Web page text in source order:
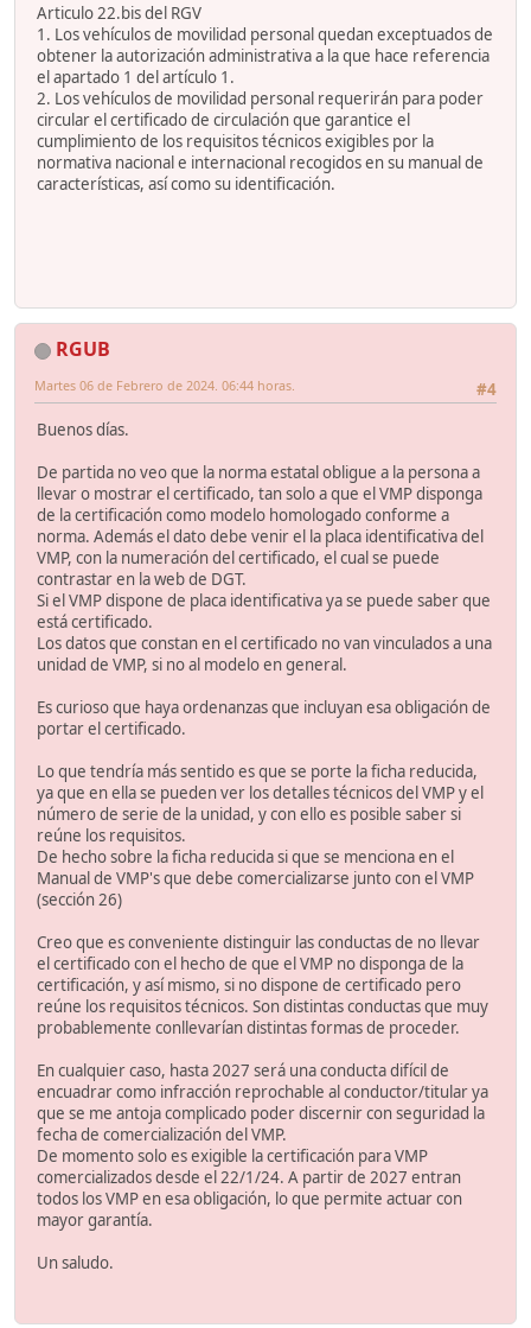
Articulo 22.bis del RGV
1. Los vehículos de movilidad personal quedan exceptuados de
obtener la autorización administrativa a la que hace referencia
el apartado 1 del artículo 1.
2. Los vehículos de movilidad personal requerirán para poder
circular el certificado de circulación que garantice el
cumplimiento de los requisitos técnicos exigibles por la
normativa nacional e internacional recogidos en su manual de
características, así como su identificación.
RGUB
#4
Martes 06 de Febrero de 2024. 06:44 horas.
Buenos días.
De partida no veo que la norma estatal obligue a la persona a
llevar o mostrar el certificado, tan solo a que el VMP disponga
de la certificación como modelo homologado conforme a
norma. Además el dato debe venir el la placa identificativa del
VMP, con la numeración del certificado, el cual se puede
contrastar en la web de DGT.
Si el VMP dispone de placa identificativa ya se puede saber que
está certificado.
Los datos que constan en el certificado no van vinculados a una
unidad de VMP, si no al modelo en general.
Es curioso que haya ordenanzas que incluyan esa obligación de
portar el certificado.
Lo que tendría más sentido es que se porte la ficha reducida,
ya que en ella se pueden ver los detalles técnicos del VMP y el
número de serie de la unidad, y con ello es posible saber si
reúne los requisitos.
De hecho sobre la ficha reducida si que se menciona en el
Manual de VMP's que debe comercializarse junto con el VMP
(sección 26)
Creo que es conveniente distinguir las conductas de no llevar
el certificado con el hecho de que el VMP no disponga de la
certificación, y así mismo, si no dispone de certificado pero
reúne los requisitos técnicos. Son distintas conductas que muy
probablemente conllevarían distintas formas de proceder.
En cualquier caso, hasta 2027 será una conducta difícil de
encuadrar como infracción reprochable al conductor/titular ya
que se me antoja complicado poder discernir con seguridad la
fecha de comercialización del VMP.
De momento solo es exigible la certificación para VMP
comercializados desde el 22/1/24. A partir de 2027 entran
todos los VMP en esa obligación, lo que permite actuar con
mayor garantía.
Un saludo.